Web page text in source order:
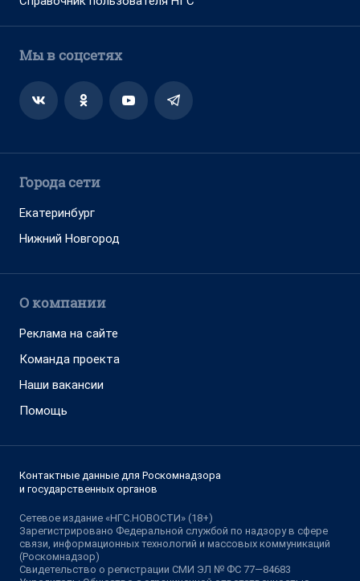
Мы в соцсетях
Города сети
Екатеринбург
Нижний Новгород
О компании
Реклама на сайте
Команда проекта
Наши вакансии
Помощь
Контактные данные для Роскомнадзора
и государственных органов
Сетевое издание «НГС.НОВОСТИ» (18+)
Зарегистрировано Федеральной службой по надзору в сфере
связи, информационных технологий и массовых коммуникаций
(Роскомнадзор)
Свидетельство о регистрации СМИ ЭЛ № ФС 77—84683